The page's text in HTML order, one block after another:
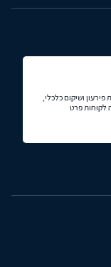
ושיקום כלכלי,
לקוחות פרט